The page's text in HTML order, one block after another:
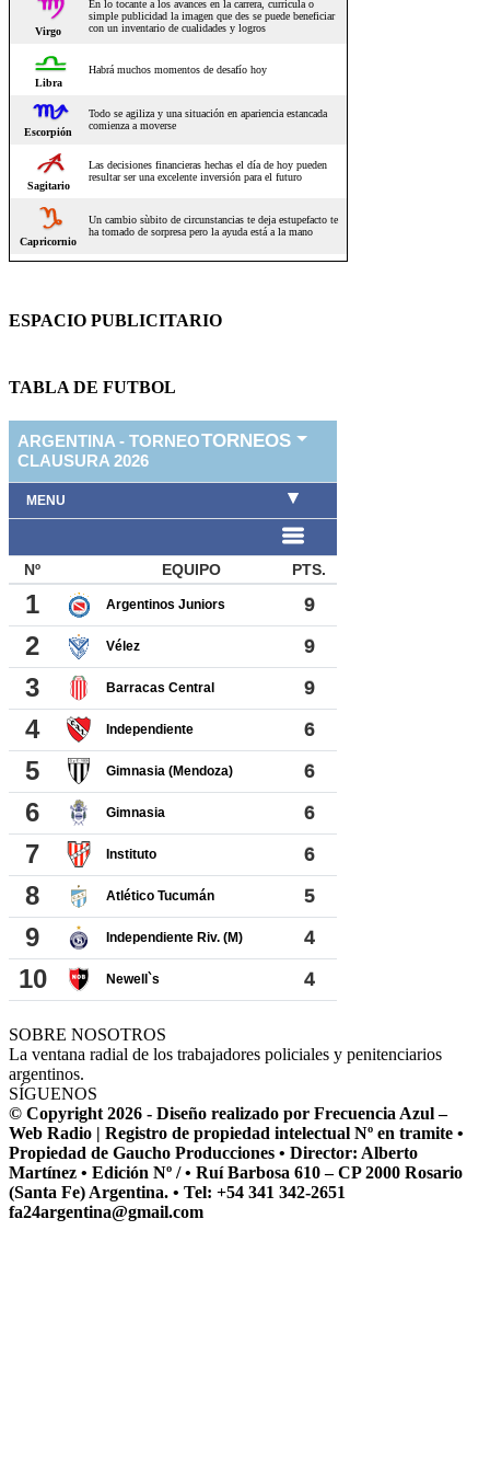
ESPACIO PUBLICITARIO
TABLA DE FUTBOL
SOBRE NOSOTROS
La ventana radial de los trabajadores policiales y penitenciarios
argentinos.
SÍGUENOS
© Copyright 2026 - Diseño realizado por Frecuencia Azul –
Web Radio | Registro de propiedad intelectual Nº en tramite •
Propiedad de Gaucho Producciones • Director: Alberto
Martínez • Edición Nº / • Ruí Barbosa 610 – CP 2000 Rosario
(Santa Fe) Argentina. • Tel: +54 341 342-2651
fa24argentina@gmail.com